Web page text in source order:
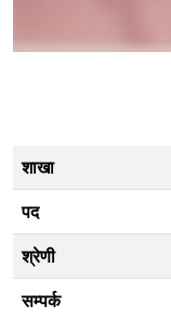
शाखा
पद
श्रेणी
सम्पर्क